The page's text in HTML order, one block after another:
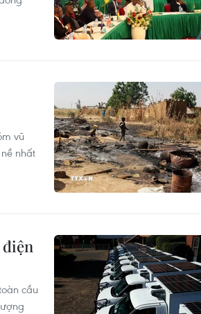
vũ
nhất
điện
cầu